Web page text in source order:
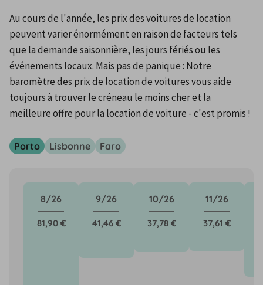
Au cours de l'année, les prix des voitures de location
peuvent varier énormément en raison de facteurs tels
que la demande saisonnière, les jours fériés ou les
événements locaux. Mais pas de panique : Notre
baromètre des prix de location de voitures vous aide
toujours à trouver le créneau le moins cher et la
meilleure offre pour la location de voiture - c'est promis !
Porto Lisbonne Faro
8/26
81,90 €
9/26
41,46 €
10/26
37,78 €
11/26
37,61 €